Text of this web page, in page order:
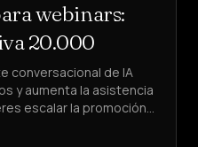
webinars:
20.000
conversacional de IA
y aumenta la asistencia
escalar la promoción